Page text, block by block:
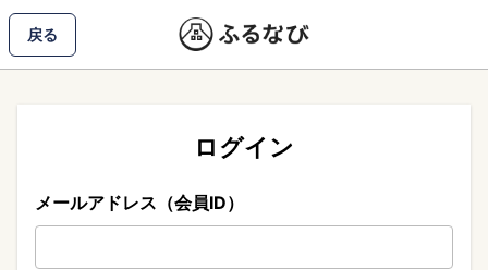
戻る
ログイン
メールアドレス（会員ID）